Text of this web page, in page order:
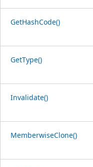
GetHashCode()
GetType()
Invalidate()
MemberwiseClone()